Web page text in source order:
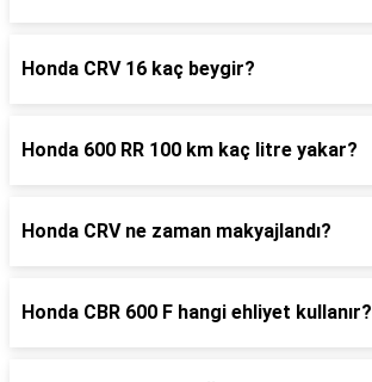
Honda CRV 16 kaç beygir?
Honda 600 RR 100 km kaç litre yakar?
Honda CRV ne zaman makyajlandı?
Honda CBR 600 F hangi ehliyet kullanır?